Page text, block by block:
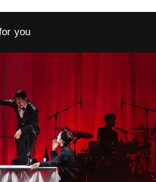
you